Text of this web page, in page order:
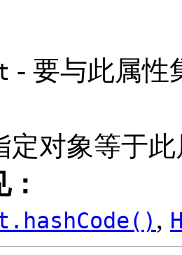
- 要与此属性
定对象等于
,